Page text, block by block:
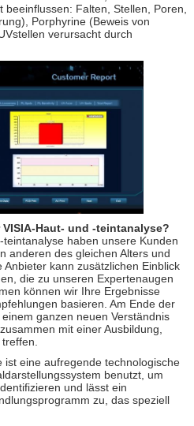
Falten, Stellen, Poren,
Porphyrine (Beweis von
verursacht durch
Haut- und -teintanalyse?
haben unsere Kunden
anderen des gleichen Alters und
Anbieter kann zusätzlichen Einblick
die zu unseren Expertenaugen
können wir Ihre Ergebnisse
basieren. Am Ende der
ganzen neuen Verständnis
mit einer Ausbildung,
ist eine aufregende technologische
benutzt, um
und lässt ein
zu, das speziell